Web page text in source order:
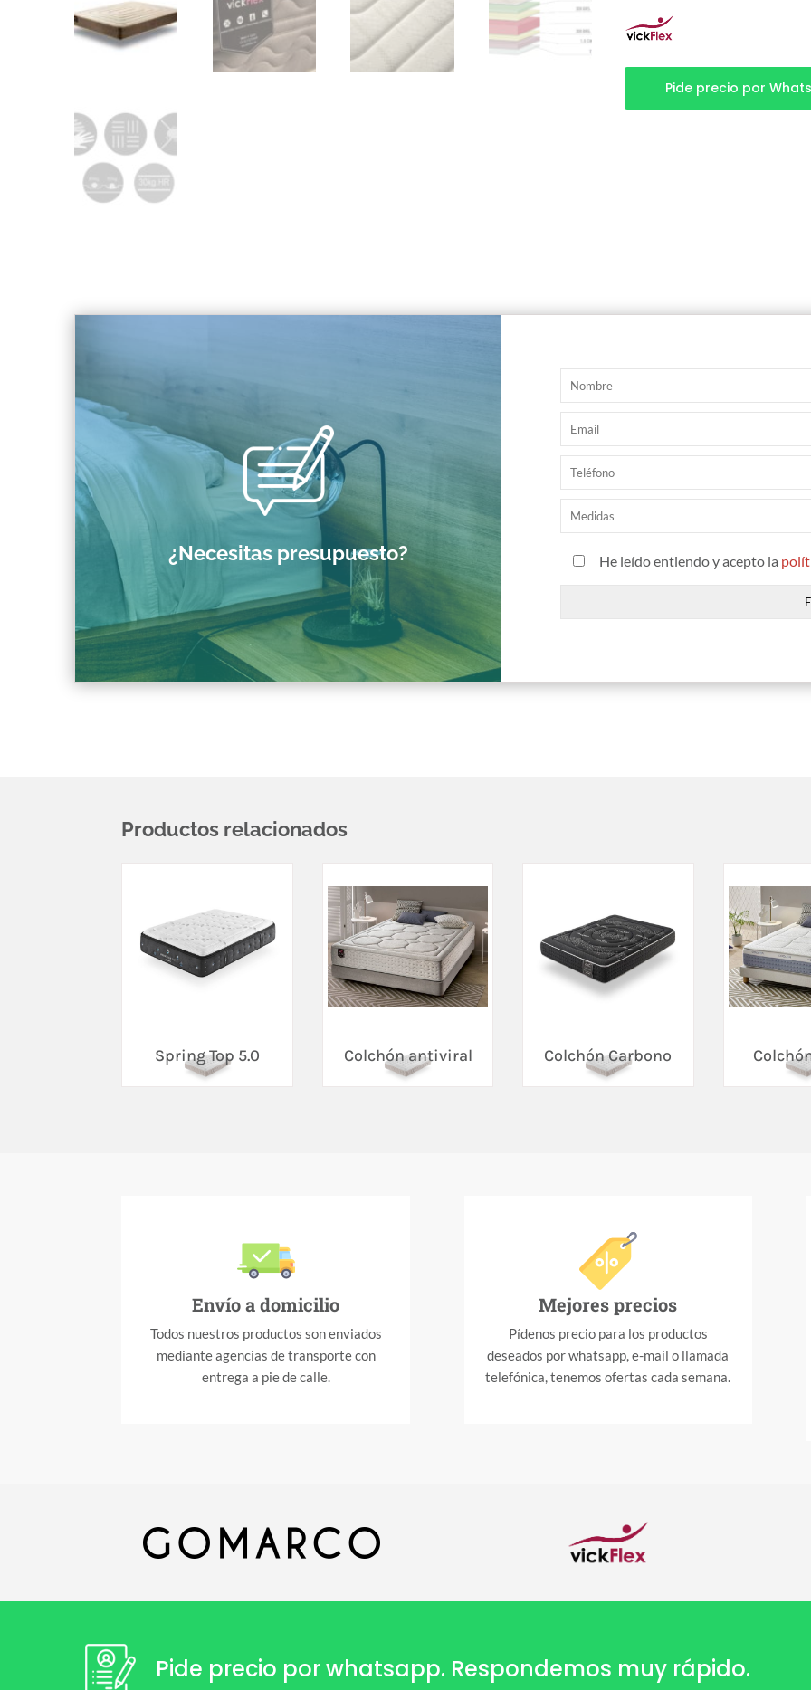
Pide precio por
¿Necesitas presupuesto? He leído entiendo y acepto la
Productos relacionados
Spring Top 5.0 Colchón antiviral Colchón Carbono
Envío a domicilio
Todos nuestros productos son enviados
mediante agencias de transporte con
entrega a pie de calle.
Mejores precios
Pídenos precio para los productos
deseados por whatsapp, e-mail o llamada
telefónica, tenemos ofertas cada semana.
Pide precio por whatsapp. Respondemos muy rápido.